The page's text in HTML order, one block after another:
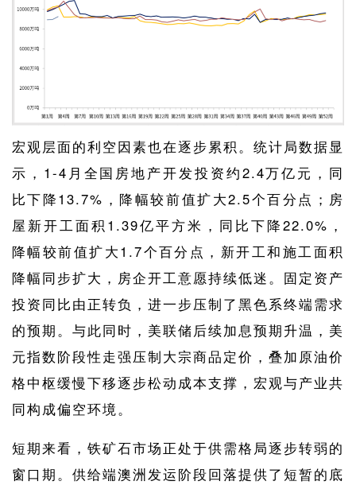
宏观层面的利空因素也在逐步累积。统计局数据显
示，1-4月全国房地产开发投资约2.4万亿元，同
比下降13.7%，降幅较前值扩大2.5个百分点；房
屋新开工面积1.39亿平方米，同比下降22.0%，
降幅较前值扩大1.7个百分点，新开工和施工面积
降幅同步扩大，房企开工意愿持续低迷。固定资产
投资同比由正转负，进一步压制了黑色系终端需求
的预期。与此同时，美联储后续加息预期升温，美
元指数阶段性走强压制大宗商品定价，叠加原油价
格中枢缓慢下移逐步松动成本支撑，宏观与产业共
同构成偏空环境。
短期来看，铁矿石市场正处于供需格局逐步转弱的
窗口期。供给端澳洲发运阶段回落提供了短暂的底